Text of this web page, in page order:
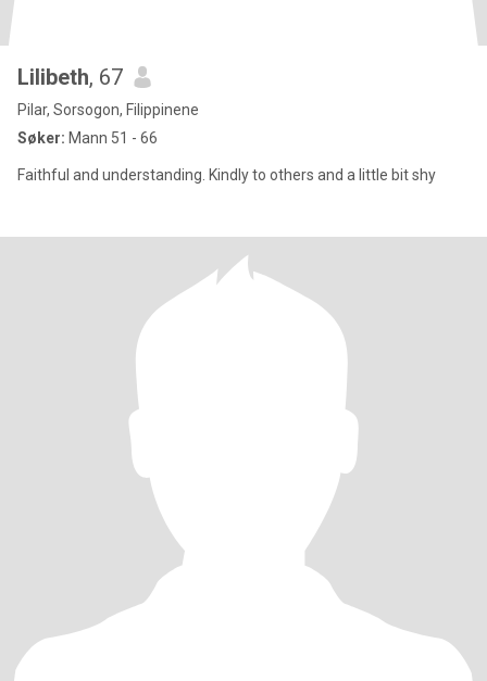
Lilibeth, 67
Pilar, Sorsogon, Filippinene
Søker: Mann 51 - 66
Faithful and understanding. Kindly to others and a little bit shy